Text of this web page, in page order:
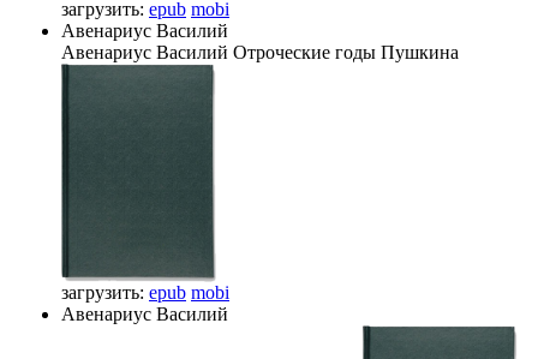
загрузить: epub mobi
Авенариус Василий
Авенариус Василий Отроческие годы Пушкина
загрузить: epub mobi
Авенариус Василий